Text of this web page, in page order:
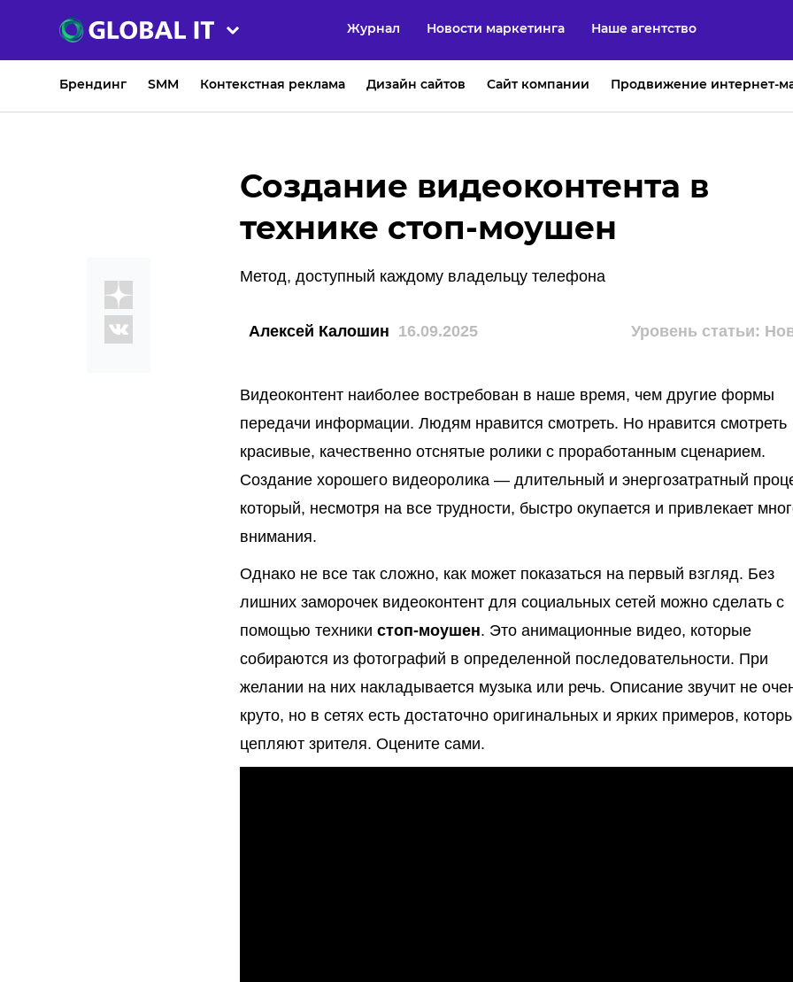
Журнал Новости маркетинга Наше агентство
Брендинг SMM Контекстная реклама Дизайн сайтов Сайт компании Продвижение интернет-
Создание видеоконтента в
технике стоп-моушен
Метод, доступный каждому владельцу телефона
Алексей Калошин 16.09.2025 Уровень статьи:
Видеоконтент наиболее востребован в наше время, чем другие формы
передачи информации. Людям нравится смотреть. Но нравится смотреть
красивые, качественно отснятые ролики с проработанным сценарием.
Создание хорошего видеоролика — длительный и энергозатратный
который, несмотря на все трудности, быстро окупается и привлекает
внимания.
Однако не все так сложно, как может показаться на первый взгляд. Без
лишних заморочек видеоконтент для социальных сетей можно сделать с
помощью техники стоп-моушен. Это анимационные видео, которые
собираются из фотографий в определенной последовательности. При
желании на них накладывается музыка или речь. Описание звучит не
круто, но в сетях есть достаточно оригинальных и ярких примеров,
цепляют зрителя. Оцените сами.